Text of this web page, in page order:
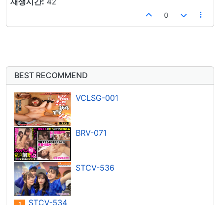
0
BEST RECOMMEND
VCLSG-001
BRV-071
STCV-536
1 STCV-534